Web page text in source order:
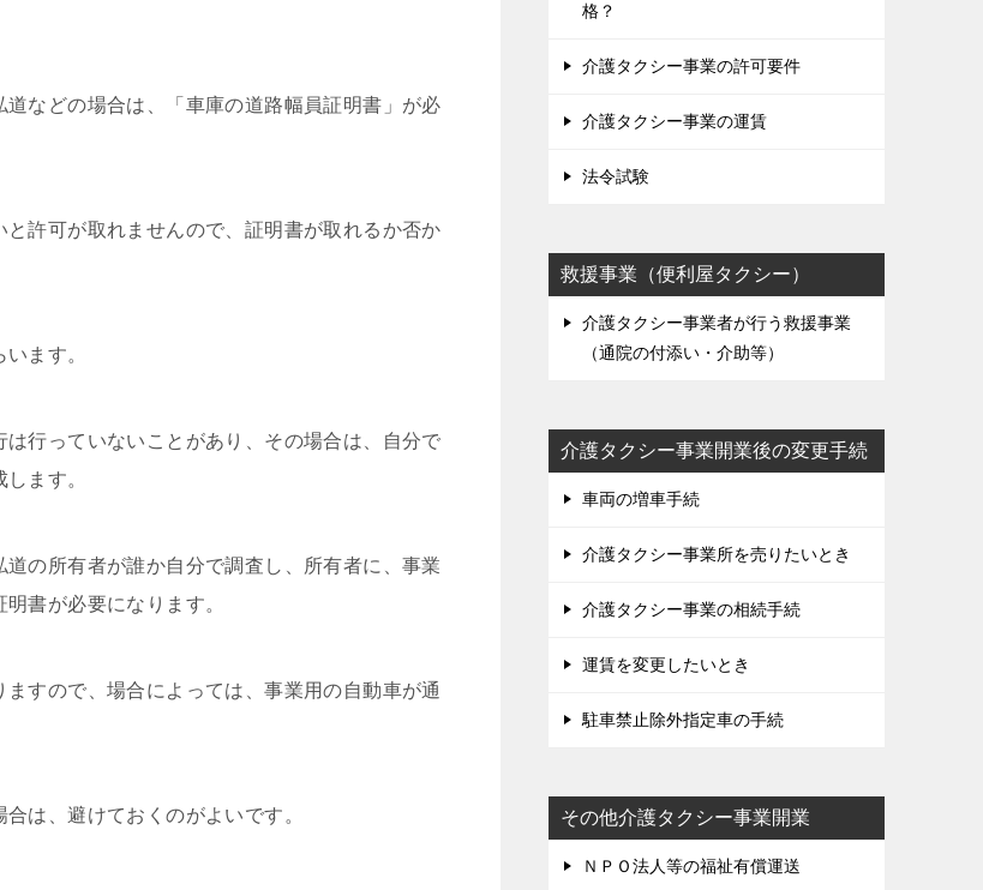
などの場合は、「車庫の道路幅員証明書」が必
許可が取れませんので、証明書が取れるか否か
ます。
行っていないことがあり、その場合は、自分で
ます。
の所有者が誰か自分で調査し、所有者に、事業
書が必要になります。
すので、場合によっては、事業用の自動車が通
は、避けておくのがよいです。
格？
介護タクシー事業の許可要件
介護タクシー事業の運賃
法令試験
救援事業（便利屋タクシー）
介護タクシー事業者が行う救援事業
（通院の付添い・介助等）
介護タクシー事業開業後の変更手続
車両の増車手続
介護タクシー事業所を売りたいとき
介護タクシー事業の相続手続
運賃を変更したいとき
駐車禁止除外指定車の手続
その他介護タクシー事業開業
ＮＰＯ法人等の福祉有償運送